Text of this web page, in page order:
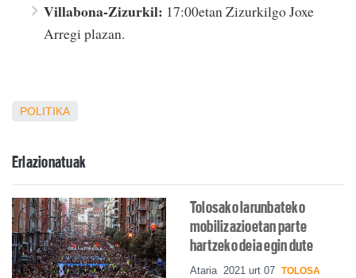
Villabona-Zizurkil: 17:00etan Zizurkilgo Joxe
Arregi plazan.
POLITIKA
Erlazionatuak
Tolosako larunbateko
mobilizazioetan parte
hartzeko deia egin dute
Ataria 2021 urt 07 TOLOSA